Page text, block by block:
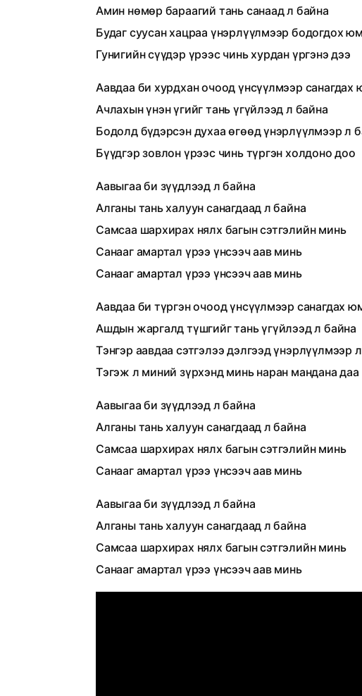
Амин нөмөр бараагий тань санаад л байна
Будаг суусан хацраа үнэрлүүлмээр бодогдох юм
Гунигийн сүүдэр үрээс чинь хурдан үргэнэ дээ
Аавдаа би хурдхан очоод үнсүүлмээр санагдах
Ачлахын үнэн үгийг тань үгүйлээд л байна
Бодолд бүдэрсэн духаа өгөөд үнэрлүүлмээр л
Бүүдгэр зовлон үрээс чинь түргэн холдоно доо
Аавыгаа би зүүдлээд л байна
Алганы тань халуун санагдаад л байна
Самсаа шархирах нялх багын сэтгэлийн минь
Санааг амартал үрээ үнсээч аав минь
Санааг амартал үрээ үнсээч аав минь
Аавдаа би түргэн очоод үнсүүлмээр санагдах
Ашдын жаргалд түшгийг тань үгүйлээд л байна
Тэнгэр аавдаа сэтгэлээ дэлгээд үнэрлүүлмээр
Тэгэж л миний зүрхэнд минь наран мандана даа
Аавыгаа би зүүдлээд л байна
Алганы тань халуун санагдаад л байна
Самсаа шархирах нялх багын сэтгэлийн минь
Санааг амартал үрээ үнсээч аав минь
Аавыгаа би зүүдлээд л байна
Алганы тань халуун санагдаад л байна
Самсаа шархирах нялх багын сэтгэлийн минь
Санааг амартал үрээ үнсээч аав минь